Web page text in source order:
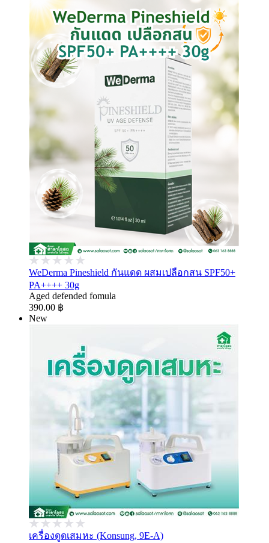
WeDerma Pineshield กันแดด ผสมเปลือกสน SPF50+
PA++++ 30g
Aged defended fomula
390.00 ฿
New
เครื่องดูดเสมหะ (Konsung, 9E-A)